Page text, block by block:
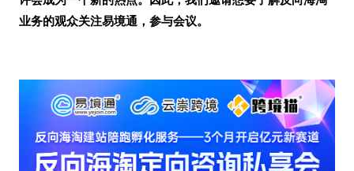
业务的观众关注易境通，参与会议。